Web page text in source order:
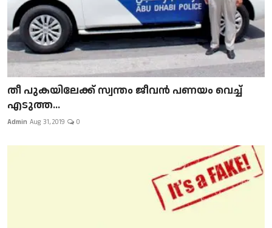
​​​​​​​തീ പുകയിലേക്ക് സ്വന്തം ജീവന്‍ പണയം വെച്ച്
എടുത്ത...
Admin Aug 31, 2019 0